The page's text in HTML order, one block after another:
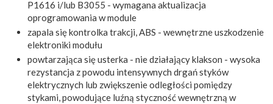
P1616 i/lub B3055 - wymagana aktualizacja
oprogramowania w module
zapala się kontrolka trakcji, ABS - wewnętrzne uszkodzenie
elektroniki modułu
powtarzająca się usterka - nie działający klakson - wysoka
rezystancja z powodu intensywnych drgań styków
elektrycznych lub zwiększenie odległości pomiędzy
stykami, powodujące luźną styczność wewnętrzną w